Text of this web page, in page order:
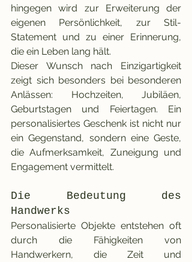
hingegen wird zur Erweiterung der
eigenen Persönlichkeit, zur Stil-
Statement und zu einer Erinnerung,
die ein Leben lang hält.
Dieser Wunsch nach Einzigartigkeit
zeigt sich besonders bei besonderen
Anlässen: Hochzeiten, Jubiläen,
Geburtstagen und Feiertagen. Ein
personalisiertes Geschenk ist nicht nur
ein Gegenstand, sondern eine Geste,
die Aufmerksamkeit, Zuneigung und
Engagement vermittelt.
Die Bedeutung des
Handwerks
Personalisierte Objekte entstehen oft
durch die Fähigkeiten von
Handwerkern, die Zeit und